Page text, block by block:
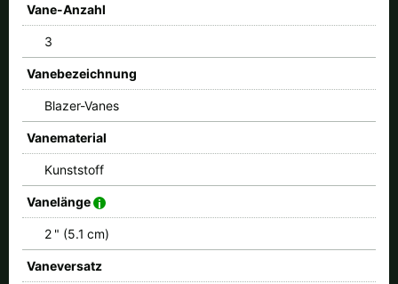
Vane-Anzahl
3
Vanebezeichnung
Blazer-Vanes
Vanematerial
Kunststoff
Vanelänge
2 " (5.1 cm)
Vaneversatz